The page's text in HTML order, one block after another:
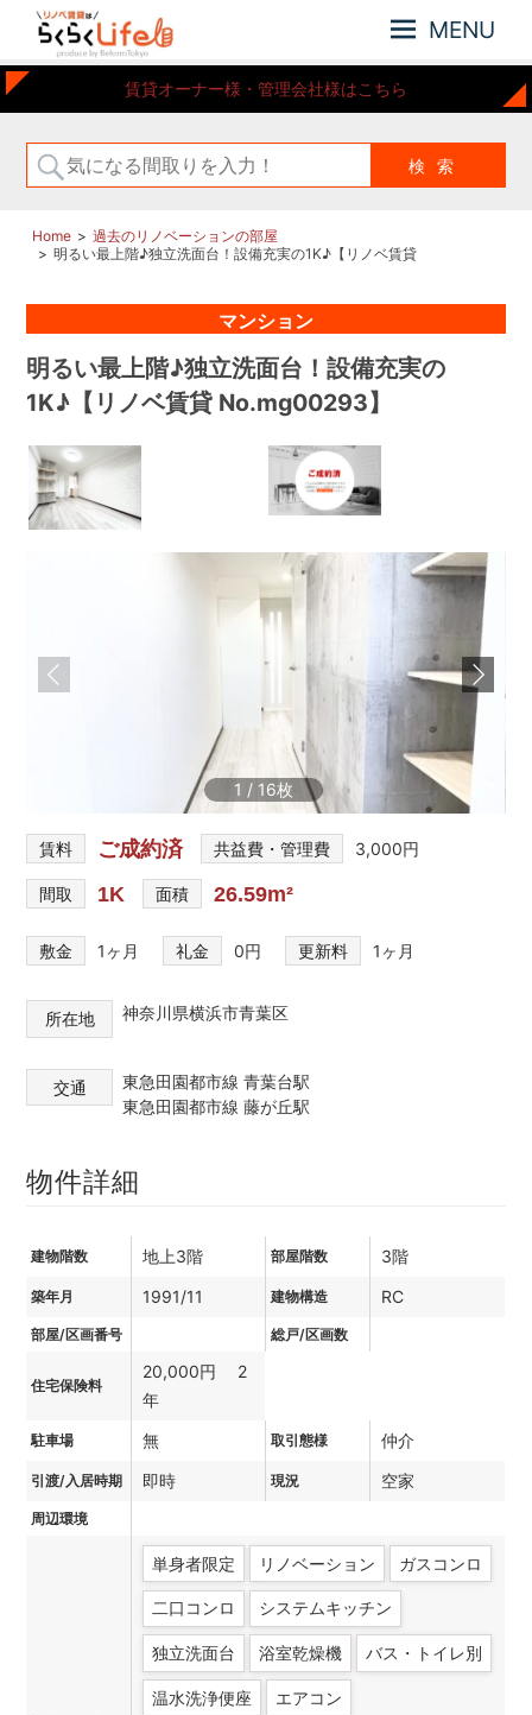
ノ
ベ
賃
は
ら
く
ら
く
Life
元
近
郊
ノ
ン
さ
た
お
部
屋
部
ト
MENU
賃貸オーナー様・管理会社様はこちら
Home
過去のリノベーションの部屋
明るい最上階♪独立洗面台！設備充実の1K♪【リノベ賃貸
マンション
明るい最上階♪独立洗面台！設備充実の
1K♪【リノベ賃貸 No.mg00293】
1 / 16
賃料 ご成約済 共益費・管理費 3,000円
間取 1K 面積 26.59m²
敷金 1ヶ月 礼金 0円 更新料 1ヶ月
所在地 神奈川県横浜市青葉区
交通
東急田園都市線 青葉台駅
東急田園都市線 藤が丘駅
物件詳細
建物階数 地上3階 部屋階数 3階
築年月 1991/11 建物構造 RC
部屋/区画番号 総戸/区画数
住宅保険料
20,000円 2
年
駐車場 無 取引態様 仲介
引渡/入居時期 即時 現況 空家
周辺環境
単身者限定 リノベーション ガスコンロ
二口コンロ システムキッチン
独立洗面台 浴室乾燥機 バス・トイレ別
温水洗浄便座 エアコン